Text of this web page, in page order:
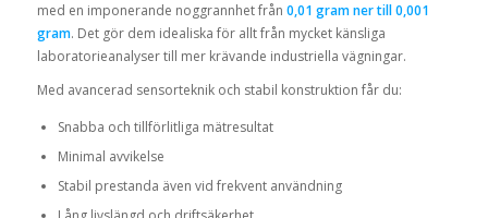
med en imponerande noggrannhet från 0,01 gram ner till 0,001
gram. Det gör dem idealiska för allt från mycket känsliga
laboratorieanalyser till mer krävande industriella vägningar.
Med avancerad sensorteknik och stabil konstruktion får du:
Snabba och tillförlitliga mätresultat
Minimal avvikelse
Stabil prestanda även vid frekvent användning